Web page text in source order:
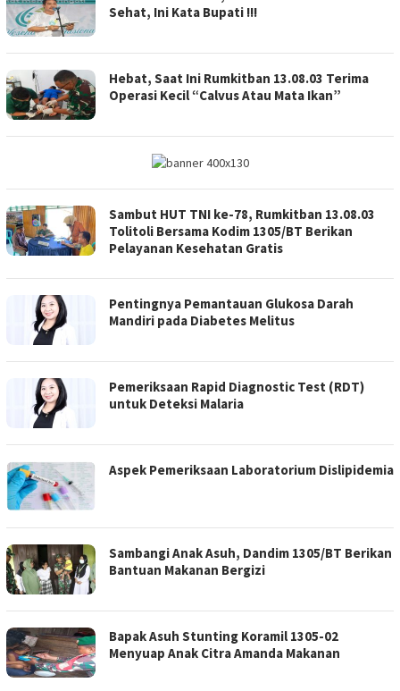
Sehat, Ini Kata Bupati !!!
Hebat, Saat Ini Rumkitban 13.08.03 Terima
Operasi Kecil “Calvus Atau Mata Ikan”
Sambut HUT TNI ke-78, Rumkitban 13.08.03
Tolitoli Bersama Kodim 1305/BT Berikan
Pelayanan Kesehatan Gratis
Pentingnya Pemantauan Glukosa Darah
Mandiri pada Diabetes Melitus
Pemeriksaan Rapid Diagnostic Test (RDT)
untuk Deteksi Malaria
Aspek Pemeriksaan Laboratorium Dislipidemia
Sambangi Anak Asuh, Dandim 1305/BT Berikan
Bantuan Makanan Bergizi
Bapak Asuh Stunting Koramil 1305-02
Menyuap Anak Citra Amanda Makanan